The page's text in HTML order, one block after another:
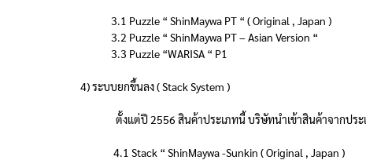
3.1 Puzzle “ ShinMaywa PT “ ( Original , Japan )
3.2 Puzzle “ ShinMaywa PT – Asian Version “
3.3 Puzzle “WARISA “ P1
4) ระบบยกขึ้นลง ( Stack System )
ตั้งแต่ปี 2556 สินค้าประเภทนี้ บริษัทนำเข้าสินค้าจากประเท
4.1 Stack “ ShinMaywa -Sunkin ( Original , Japan )